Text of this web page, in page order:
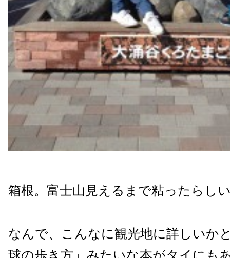
箱根。富士山見えるまで粘ったらし
なんで、こんなに観光地に詳しいか